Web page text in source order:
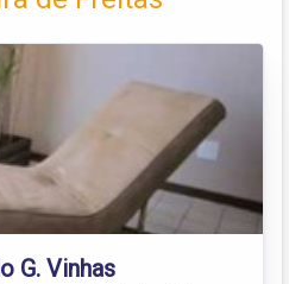
G. Vinhas